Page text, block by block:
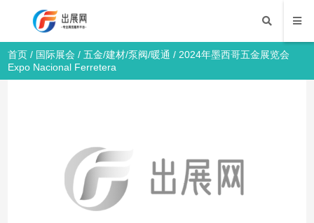
首页 / 国际展会 /五金/建材/泵阀/暖通 / 2024年墨西哥五金展览会
Expo Nacional Ferretera